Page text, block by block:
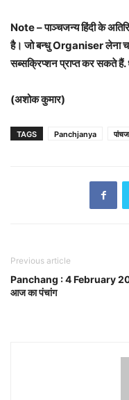
Note – पाञ्चजन्य हिंदी के
है। जो बन्धु Organiser लेना
सब्सक्रिप्शन प्राप्त कर सकते हैं.
(अशोक कुमार)
TAGS Panchjanya
Previous article
Panchang : 4 February
आज का पंचांग